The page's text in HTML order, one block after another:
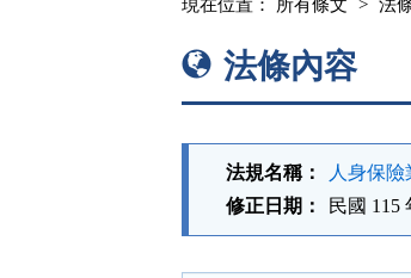
現在位置： 所有條文 法
法條內容
法規名稱：
人身保
修正日期：
民國 115